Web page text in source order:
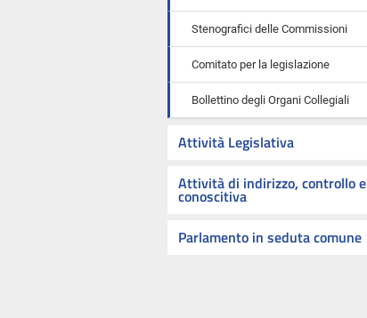
Stenografici delle Commissioni
Comitato per la legislazione
Bollettino degli Organi Collegiali
Attività Legislativa
Attività di indirizzo, controllo e
conoscitiva
Parlamento in seduta comune